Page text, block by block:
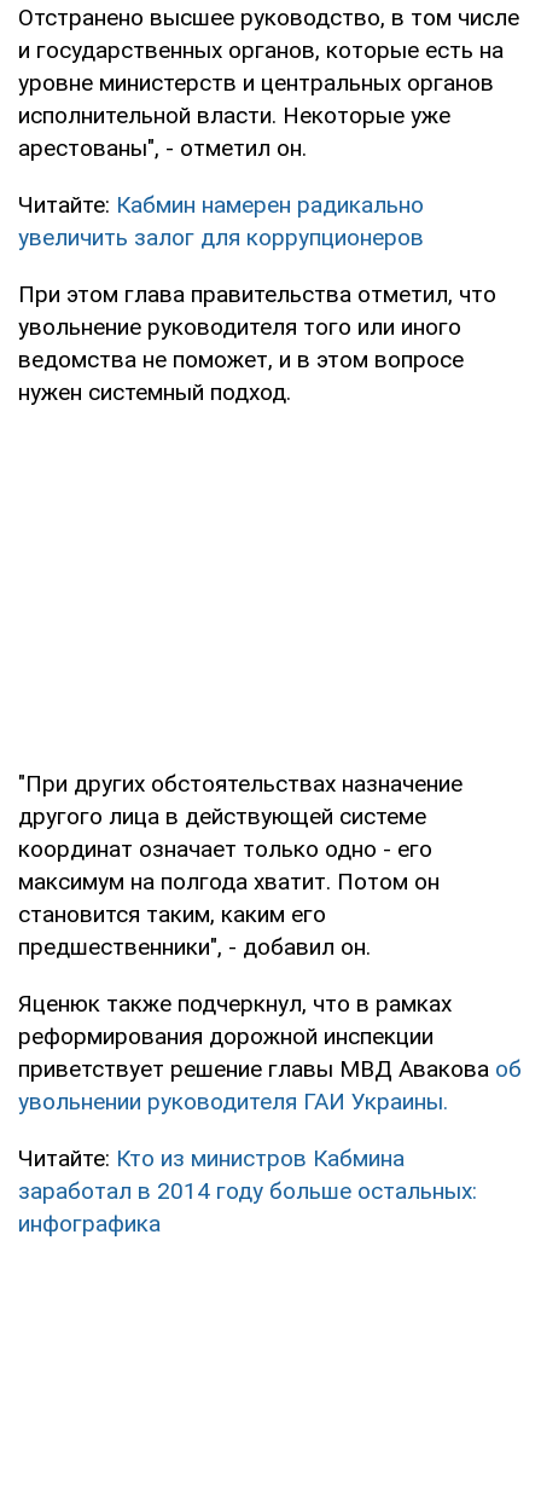
Отстранено высшее руководство, в том числе
и государственных органов, которые есть на
уровне министерств и центральных органов
исполнительной власти. Некоторые уже
арестованы", - отметил он.
Читайте: Кабмин намерен радикально
увеличить залог для коррупционеров
При этом глава правительства отметил, что
увольнение руководителя того или иного
ведомства не поможет, и в этом вопросе
нужен системный подход.
"При других обстоятельствах назначение
другого лица в действующей системе
координат означает только одно - его
максимум на полгода хватит. Потом он
становится таким, каким его
предшественники", - добавил он.
Яценюк также подчеркнул, что в рамках
реформирования дорожной инспекции
приветствует решение главы МВД Авакова об
увольнении руководителя ГАИ Украины.
Читайте: Кто из министров Кабмина
заработал в 2014 году больше остальных:
инфографика